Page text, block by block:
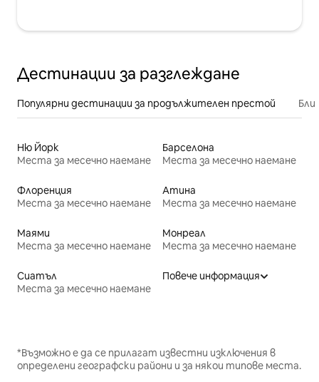
Дестинации за разглеждане
Популярни дестинации за продължителен престой
Ню Йорк
Места за месечно наемане
Барселона
Места за месечно наемане
Флоренция
Места за месечно наемане
Атина
Места за месечно наемане
Маями
Места за месечно наемане
Монреал
Места за месечно наемане
Сиатъл
Места за месечно наемане
Повече информация
*Възможно е да се прилагат известни изключения в
определени географски райони и за някои типове места.